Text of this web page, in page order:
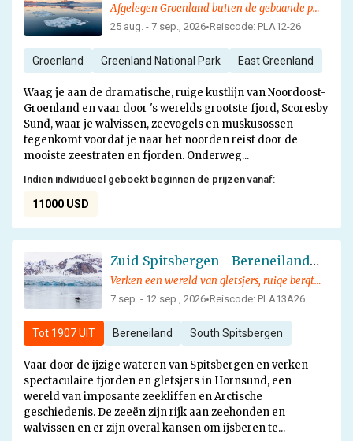
Afgelegen Groenland buiten de gebaande paden
25 aug. - 7 sep., 2026•Reiscode: PLA12-26
Groenland Greenland National Park East Greenland
Waag je aan de dramatische, ruige kustlijn van Noordoost-
Groenland en vaar door 's werelds grootste fjord, Scoresby
Sund, waar je walvissen, zeevogels en muskusossen
tegenkomt voordat je naar het noorden reist door de
mooiste zeestraten en fjorden. Onderweg...
Indien individueel geboekt beginnen de prijzen vanaf:
11000 USD
Zuid-Spitsbergen - Bereneiland - Noorwegen
Verken een wereld van gletsjers, ruige bergtoppen en verbluffende fjorden op een avontuur in de Arctische geschiedenis
7 sep. - 12 sep., 2026•Reiscode: PLA13A26
Tot 1907 UIT Bereneiland South Spitsbergen
Vaar door de ijzige wateren van Spitsbergen en verken
spectaculaire fjorden en gletsjers in Hornsund, een
wereld van imposante zeekliffen en Arctische
geschiedenis. De zeeën zijn rijk aan zeehonden en
walvissen en er zijn overal kansen om ijsberen te...